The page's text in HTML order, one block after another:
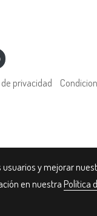
privacidad
y mejorar
en nuestraPolítica